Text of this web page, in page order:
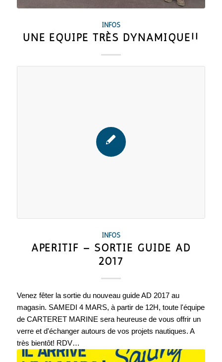
INFOS
UNE ÉQUIPE TRÈS DYNAMIQUE!!
INFOS
APÉRITIF – SORTIE GUIDE AD
2017
Venez fêter la sortie du nouveau guide AD 2017 au
magasin. SAMEDI 4 MARS, à partir de 12H, toute l'équipe
de CARTERET MARINE sera heureuse de vous offrir un
verre et d'échanger autours de vos projets nautiques. A
très bientôt! RDV…